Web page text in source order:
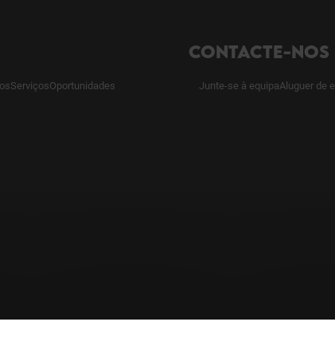
ServiçosOportunidades
CONTACTE-NOS
Junte-se à equipaAluguer de